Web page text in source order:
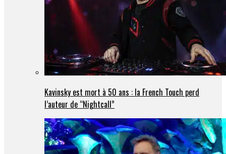
Kavinsky est mort à 50 ans : la French Touch perd
l’auteur de “Nightcall”